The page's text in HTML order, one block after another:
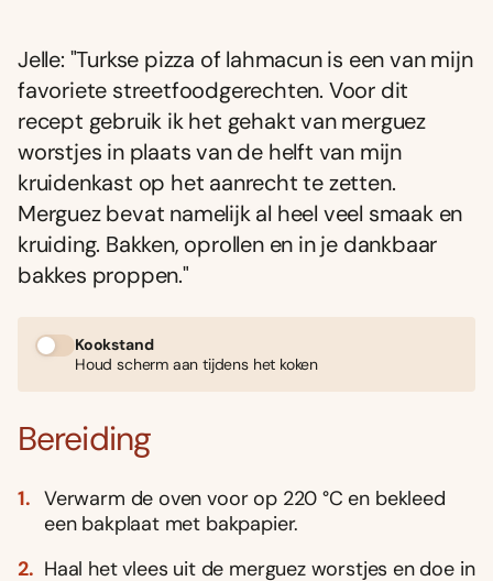
Jelle: "Turkse pizza of lahmacun is een van mijn
favoriete streetfoodgerechten. Voor dit
recept gebruik ik het gehakt van merguez
worstjes in plaats van de helft van mijn
kruidenkast op het aanrecht te zetten.
Merguez bevat namelijk al heel veel smaak en
kruiding. Bakken, oprollen en in je dankbaar
bakkes proppen."
Kookstand
Houd scherm aan tijdens het koken
Bereiding
Verwarm de oven voor op 220 °C en bekleed
een bakplaat met bakpapier.
Haal het vlees uit de merguez worstjes en doe in